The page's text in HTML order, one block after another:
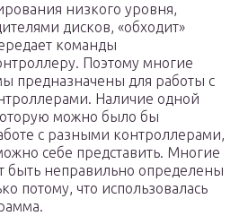
низкого уровня,
дисков, «обходит»
команды
Поэтому многие
предназначены для работы с
Наличие одной
можно было бы
с разными контроллерами,
себе представить. Многие
быть неправильно определены
потому, что использовалась